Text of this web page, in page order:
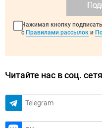
Нажимая кнопку
с Правилами рассылок и
Читайте нас в соц.
Telegram